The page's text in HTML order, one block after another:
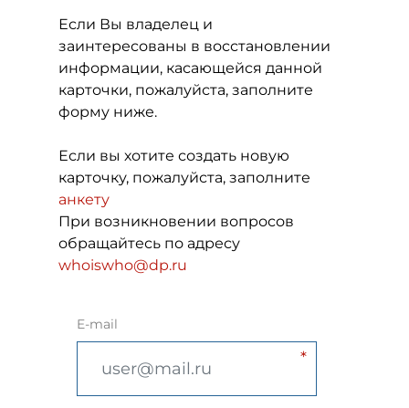
Если Вы владелец и
заинтересованы в восстановлении
информации, касающейся данной
карточки, пожалуйста, заполните
форму ниже.
Если вы хотите создать новую
карточку, пожалуйста, заполните
анкету
При возникновении вопросов
обращайтесь по адресу
whoiswho@dp.ru
E-mail